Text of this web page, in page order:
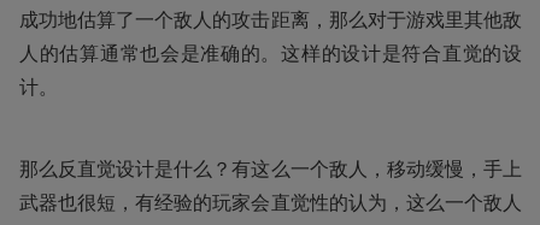
成功地估算了一个敌人的攻击距离，那么对于游戏里其他敌
人的估算通常也会是准确的。这样的设计是符合直觉的设
计。
那么反直觉设计是什么？有这么一个敌人，移动缓慢，手上
武器也很短，有经验的玩家会直觉性的认为，这么一个敌人